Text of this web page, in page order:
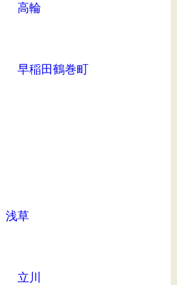
高輪
早稲田鶴巻町
浅草
立川